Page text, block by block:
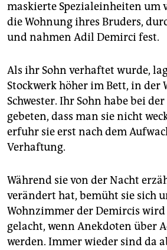
maskierte Spezialeinheiten um
die Wohnung ihres Bruders,
und nahmen Adil Demirci fest.
Als ihr Sohn verhaftet wurde,
Stockwerk höher im Bett, in der
Schwester. Ihr Sohn habe bei
gebeten, dass man sie nicht
erfuhr sie erst nach dem
Verhaftung.
Während sie von der Nacht
verändert hat, bemüht sie sich
Wohnzimmer der Demircis
gelacht, wenn Anekdoten über
werden. Immer wieder sind da